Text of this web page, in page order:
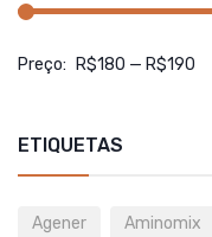
Preço: R$180 — R$190
ETIQUETAS
Agener Aminomix